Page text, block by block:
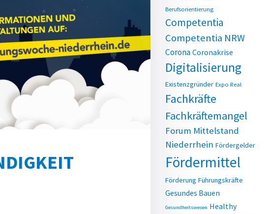
Berufsorientierung
Competentia
Competentia NRW
Corona Coronakrise
Digitalisierung
Existenzgründer Expo Real
Fachkräfte
Fachkräftemangel
Forum Mittelstand
Niederrhein Fördergelder
Fördermittel
Förderung Führungskräfte
Gesundes Bauen
Gesundheitswesen Healthy